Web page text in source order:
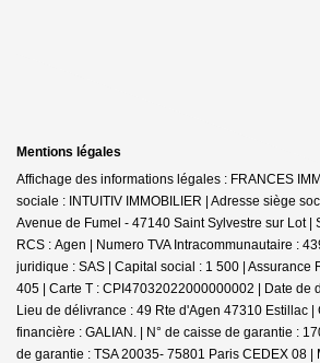
Mentions légales
Affichage des informations légales : FRANCES
sociale : INTUITIV IMMOBILIER | Adresse siège
Avenue de Fumel - 47140 Saint Sylvestre sur Lot |
RCS : Agen | Numero TVA Intracommunautaire :
juridique : SAS | Capital social : 1 500 | Assurance
405 | Carte T : CPI47032022000000002 | Date de
Lieu de délivrance : 49 Rte d'Agen 47310 Estillac |
financière : GALIAN. | N° de caisse de garantie :
de garantie : TSA 20035- 75801 Paris CEDEX 08 |